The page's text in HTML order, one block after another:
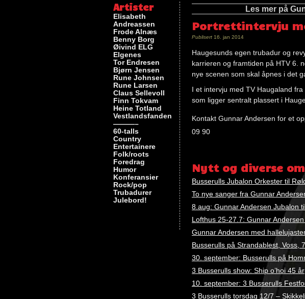
Les mer på
Portrettintervju
Publisert 16. jan 2014
Haugesunds egen trubadur og
karrieren og framtiden på HTV 6.
nye scenen som skal åpnes i det
I et intervju med TV Haugaland
som ligger sentralt plassert i
Kontakt Gunnar Andersen for et
09 90
andersen
Nytt og diverse
Busserulls Jubalon Orkester til
To nye sanger fra Gunnar
8.aug: Gunnar Andersen Jubalon
Lofthus 25-27.7: Gunnar
Gunnar Andersen med
Busserulls på Strandablest, Voss,
30. september: Busserulls på
3 Busserulls show: Ship o’hoi 45 år
10. september: 3 Busserulls
3 Busserulls torsdag 12/7 –
Artister
Elisabeth
Andreassen
Frode Alnæs
Benny Borg
Øivind ELG
Elgenes
Tor Endresen
Bjørn Jensen
Rune Johnsen
Rune Larsen
Claus Sellevoll
Finn Tokvam
Heine Totland
Vestlandsfanden
———–
60-talls
Country
Entertainere
Folk/roots
Foredrag
Humor
Konferansier
Rock/pop
Trubadurer
Julebord!